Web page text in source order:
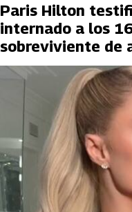
Paris Hilton
internado a los
sobreviviente de